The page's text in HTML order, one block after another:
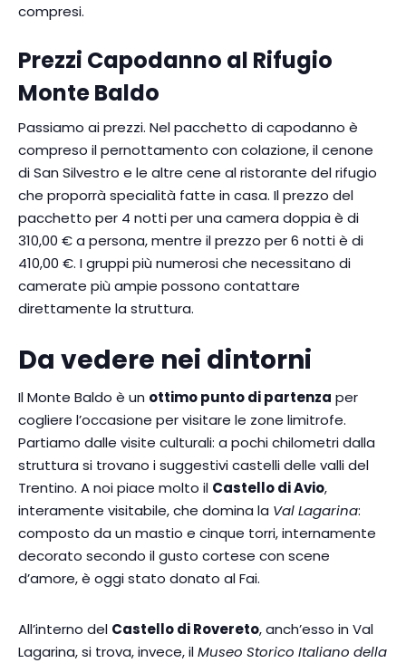
compresi.
Prezzi Capodanno al Rifugio
Monte Baldo
Passiamo ai prezzi. Nel pacchetto di capodanno è
compreso il pernottamento con colazione, il cenone
di San Silvestro e le altre cene al ristorante del rifugio
che proporrà specialità fatte in casa. Il prezzo del
pacchetto per 4 notti per una camera doppia è di
310,00 € a persona, mentre il prezzo per 6 notti è di
410,00 €. I gruppi più numerosi che necessitano di
camerate più ampie possono contattare
direttamente la struttura.
Da vedere nei dintorni
Il Monte Baldo è un ottimo punto di partenza per
cogliere l’occasione per visitare le zone limitrofe.
Partiamo dalle visite culturali: a pochi chilometri dalla
struttura si trovano i suggestivi castelli delle valli del
Trentino. A noi piace molto il Castello di Avio,
interamente visitabile, che domina la Val Lagarina:
composto da un mastio e cinque torri, internamente
decorato secondo il gusto cortese con scene
d’amore, è oggi stato donato al Fai.
All’interno del Castello di Rovereto, anch’esso in Val
Lagarina, si trova, invece, ilMuseo Storico Italiano della